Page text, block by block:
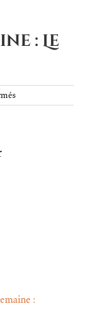
: Le
sur
La
: